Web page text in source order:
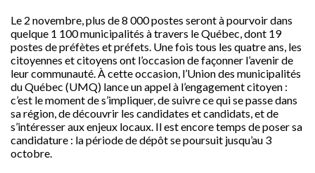
Le 2 novembre, plus de 8 000 postes seront à pourvoir dans
quelque 1 100 municipalités à travers le Québec, dont 19
postes de préfètes et préfets. Une fois tous les quatre ans, les
citoyennes et citoyens ont l’occasion de façonner l’avenir de
leur communauté. À cette occasion, l’Union des municipalités
du Québec (UMQ) lance un appel à l’engagement citoyen :
c’est le moment de s’impliquer, de suivre ce qui se passe dans
sa région, de découvrir les candidates et candidats, et de
s’intéresser aux enjeux locaux. Il est encore temps de poser sa
candidature : la période de dépôt se poursuit jusqu’au 3
octobre.